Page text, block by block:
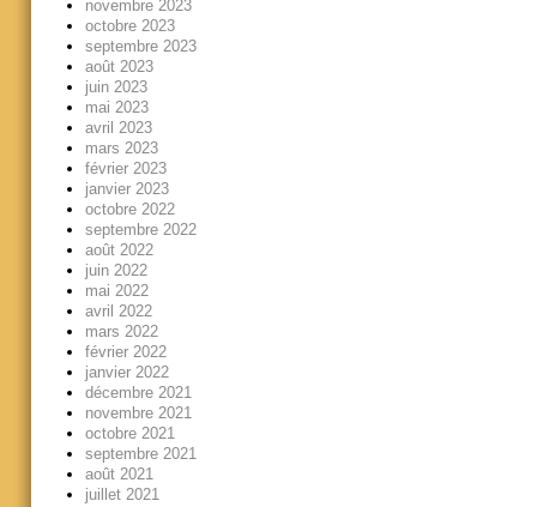
novembre 2023
octobre 2023
septembre 2023
août 2023
juin 2023
mai 2023
avril 2023
mars 2023
février 2023
janvier 2023
octobre 2022
septembre 2022
août 2022
juin 2022
mai 2022
avril 2022
mars 2022
février 2022
janvier 2022
décembre 2021
novembre 2021
octobre 2021
septembre 2021
août 2021
juillet 2021